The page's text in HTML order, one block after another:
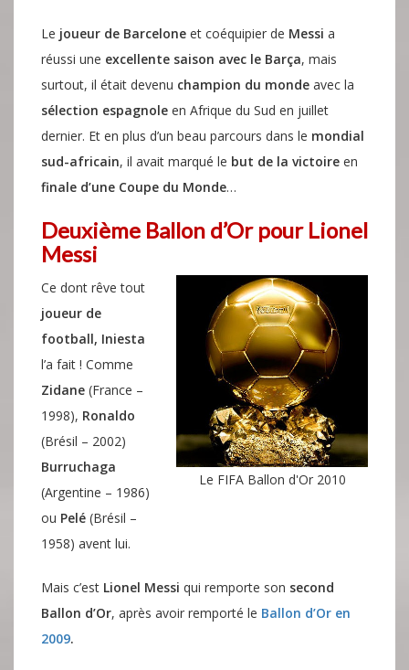
Le joueur de Barcelone et coéquipier de Messi a
réussi une excellente saison avec le Barça, mais
surtout, il était devenu champion du monde avec la
sélection espagnole en Afrique du Sud en juillet
dernier. Et en plus d’un beau parcours dans le mondial
sud-africain, il avait marqué le but de la victoire en
finale d’une Coupe du Monde…
Deuxième Ballon d’Or pour Lionel
Messi
Le FIFA Ballon d'Or 2010
Ce dont rêve tout
joueur de
football, Iniesta
l’a fait ! Comme
Zidane (France –
1998), Ronaldo
(Brésil – 2002)
Burruchaga
(Argentine – 1986)
ou Pelé (Brésil –
1958) avent lui.
Mais c’est Lionel Messi qui remporte son second
Ballon d’Or, après avoir remporté le Ballon d’Or en
2009.